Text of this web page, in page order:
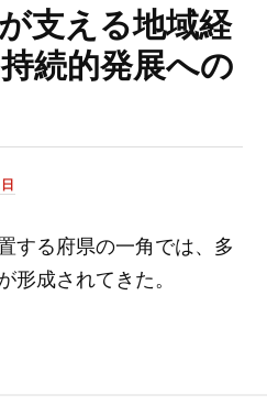
支える地域経
続的発展への
する府県の一角では、多
形成されてきた。